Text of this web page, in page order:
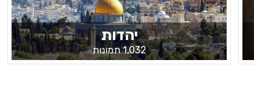
יהדות
1,032 תמונות